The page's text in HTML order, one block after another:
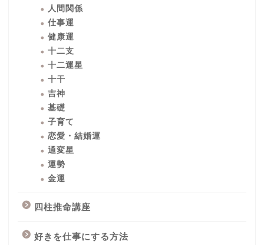
人間関係
仕事運
健康運
十二支
十二運星
十干
吉神
基礎
子育て
恋愛・結婚運
通変星
運勢
金運
四柱推命講座
好きを仕事にする方法